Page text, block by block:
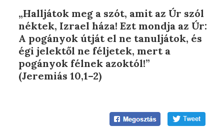
„Halljátok meg a szót, amit az Úr szól
néktek, Izrael háza! Ezt mondja az Úr:
A pogányok útját el ne tanuljátok, és
égi jelektől ne féljetek, mert a
pogányok félnek azoktól!”
(Jeremiás 10,1–2)